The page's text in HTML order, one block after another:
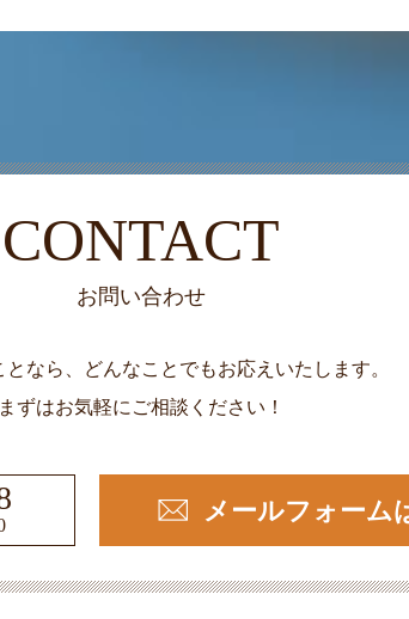
CONTACT
お問い合わせ
なら、どんなことでもお応えいたします。
まずはお気軽にご相談ください！
メールフォーム